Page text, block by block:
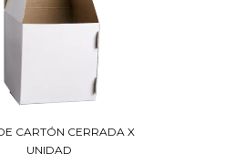
CARTÓN CERRADA X
UNIDAD